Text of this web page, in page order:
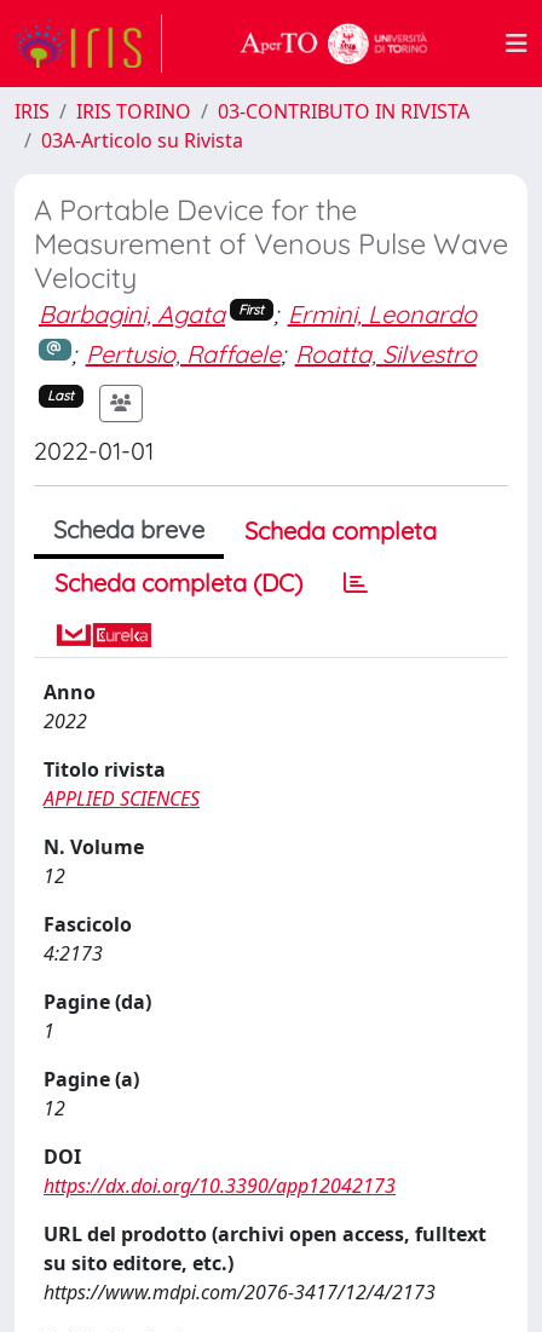
IRIS IRIS TORINO
03-CONTRIBUTO IN RIVISTA
03A-Articolo su Rivista
A Portable Device for the
Measurement of Venous Pulse Wave
Velocity
Barbagini, Agata First ; Ermini, Leonardo
; Pertusio, Raffaele; Roatta, Silvestro
Last
2022-01-01
Scheda breve
Scheda completa
Scheda completa (DC)
Anno
2022
Titolo rivista
APPLIED SCIENCES
N. Volume
12
Fascicolo
4:2173
Pagine (da)
1
Pagine (a)
12
DOI
https://dx.doi.org/10.3390/app12042173
URL del prodotto (archivi open access, fulltext
su sito editore, etc.)
https://www.mdpi.com/2076-3417/12/4/2173